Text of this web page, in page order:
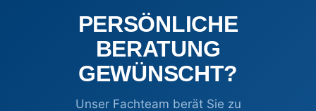
PERSÖNLICHE
BERATUNG
GEWÜNSCHT?
Unser Fachteam berät Sie zu